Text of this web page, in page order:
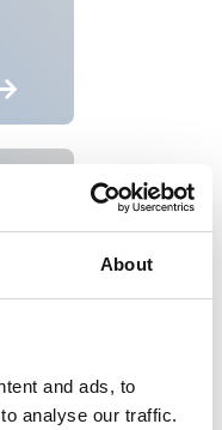
About
and ads, to
analyse our traffic.